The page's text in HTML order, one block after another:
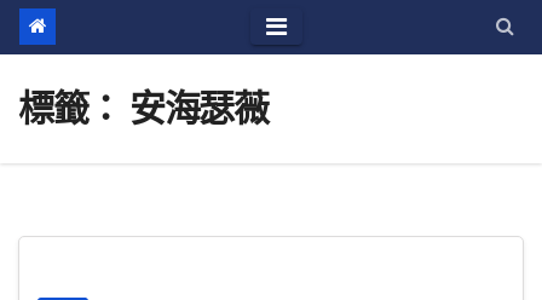
標籤： 安海瑟薇